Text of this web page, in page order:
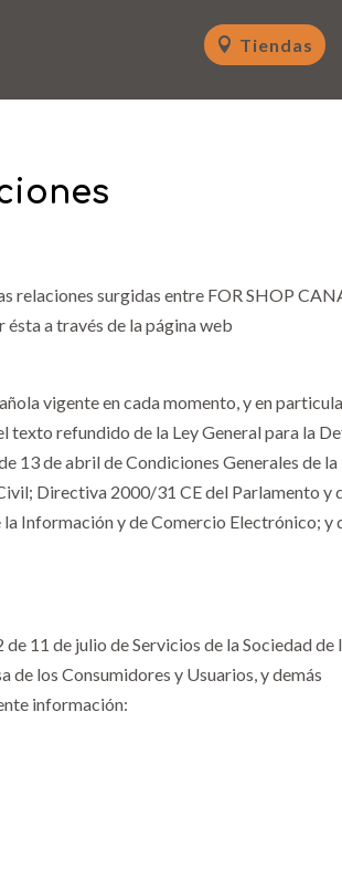
Tiendas
relaciones surgidas entre FOR SHOP
a través de la página web
vigente en cada momento, y en
texto refundido de la Ley General para la
13 de abril de Condiciones Generales de la
Directiva 2000/31 CE del Parlamento y
Información y de Comercio Electrónico; y
11 de julio de Servicios de la Sociedad de
los Consumidores y Usuarios, y demás
información: